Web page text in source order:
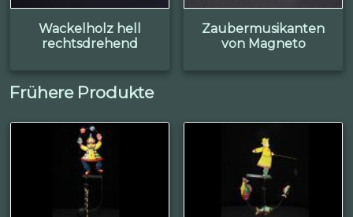
Wackelholz hell
rechtsdrehend
Zaubermusikanten
von Magneto
Frühere Produkte